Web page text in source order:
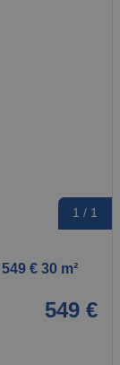
1 / 1
€ 30 m²
549 €